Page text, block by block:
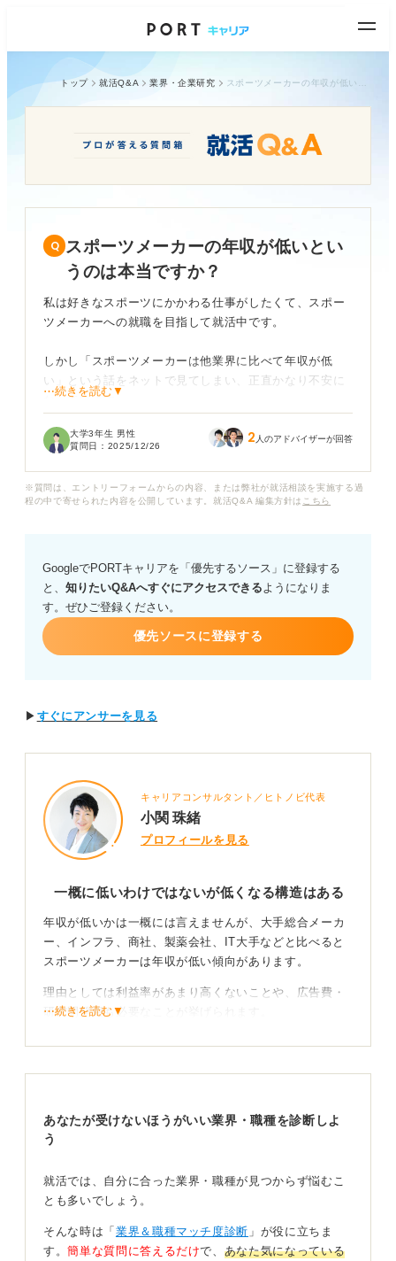
トップ 就活Q&A 業界・企業研究
スポーツメーカーの年収が低いとい
うのは本当ですか？
私は好きなスポーツにかかわる仕事がしたくて、スポー
ツメーカーへの就職を目指して就活中です。
しかし「スポーツメーカーは他業界に比べて年収が低
い」という話をネットで見てしまい、正直かなり不安に
なっています。
もちろんやりがいはお金には代えられないと思っていま
またスポーツメーカーの中でも年収が高い企業や、年収
を上げるためのキャリアパスなど具体的なアドバイスや
意見を伺いたいです。
⋯続きを読む▼
大学3年生 男性
質問日： 2025/12/26 2 人のアドバイザーが回答
※質問は、エントリーフォームからの内容、または弊社が就活相談を実施する過
程の中で寄せられた内容を公開しています。就活Q&A 編集方針は こちら
GoogleでPORTキャリアを「優先するソース」に登録する
と、 知りたいQ&Aへすぐにアクセスできるようになりま
す。ぜひご登録ください。
優先ソースに登録する
▶ すぐにアンサーを見る
キャリアコンサルタント／ヒトノビ代表
小関 珠緒
プロフィールを見る
一概に低いわけではないが低くなる構造はある
年収が低いかは一概には言えませんが、大手総合メーカ
ー、インフラ、商社、製薬会社、IT大手などと比べると
スポーツメーカーは年収が低い傾向があります。
理由としては利益率があまり高くないことや、広告費・
研究開発費も必要なことが挙げられます。
稼ぎやすい職種や企業へのステップアップも視野に
入れてみよう
一方、誰もが知っている外資系のスポーツブランドや日
本の有名企業は高い年収が見込まれます。
職種としては、総合職、研究、海外企画などは伸びやす
いですが、店舗での販売職は比較的低いです。
⋯続きを読む▼
あなたが受けないほうがいい業界・職種を診断しよ
う
就活では、自分に合った業界・職種が見つからず悩むこ
とも多いでしょう。
そんな時は「 業界＆職種マッチ度診断 」が役に立ちま
す。簡単な質問に答えるだけで、 あなた気になっている